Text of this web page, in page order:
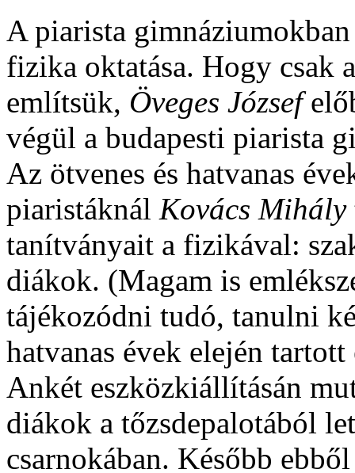
A piarista
fizika oktatása. Hogy csak
említsük, Öveges József
végül a budapesti piarista
Az ötvenes és hatvanas
piaristáknál Kovács Mihály
tanítványait a fizikával:
diákok. (Magam is
tájékozódni tudó, tanulni
hatvanas évek elején
Ankét eszközkiállításán
diákok a tőzsdepalotából
csarnokában. Később